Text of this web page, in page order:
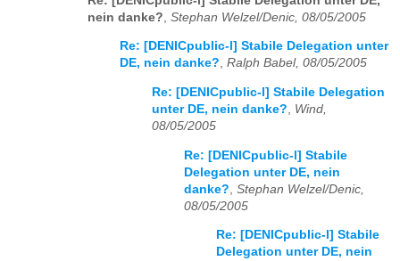
nein danke? Stephan Welzel/Denic, 08/05/2005
Re: [DENICpublic-l] Stabile Delegation unter
DE, nein danke?, Ralph Babel, 08/05/2005
Re: [DENICpublic-l] Stabile Delegation
unter DE, nein danke?
Wind,
08/05/2005
Re: [DENICpublic-l] Stabile
Delegation unter DE, nein
danke? Stephan Welzel/Denic,
08/05/2005
Re: [DENICpublic-l] Stabile
Delegation unter DE, nein